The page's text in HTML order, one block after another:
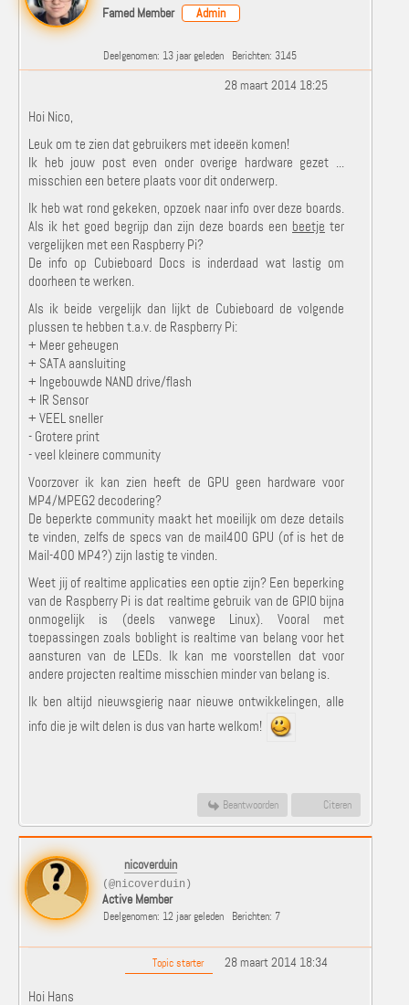
Famed Member Admin
Deelgenomen: 13 jaar geleden Berichten: 3145
28 maart 2014 18:25
Hoi Nico,
Leuk om te zien dat gebruikers met ideeën komen!
Ik heb jouw post even onder overige hardware gezet ...
misschien een betere plaats voor dit onderwerp.
Ik heb wat rond gekeken, opzoek naar info over deze boards.
Als ik het goed begrijp dan zijn deze boards een beetje ter
vergelijken met een Raspberry Pi?
De info op Cubieboard Docs is inderdaad wat lastig om
doorheen te werken.
Als ik beide vergelijk dan lijkt de Cubieboard de volgende
plussen te hebben t.a.v. de Raspberry Pi:
+ Meer geheugen
+ SATA aansluiting
+ Ingebouwde NAND drive/flash
+ IR Sensor
+ VEEL sneller
- Grotere print
- veel kleinere community
Voorzover ik kan zien heeft de GPU geen hardware voor
MP4/MPEG2 decodering?
De beperkte community maakt het moeilijk om deze details
te vinden, zelfs de specs van de mail400 GPU (of is het de
Mail-400 MP4?) zijn lastig te vinden.
Weet jij of realtime applicaties een optie zijn? Een beperking
van de Raspberry Pi is dat realtime gebruik van de GPIO bijna
onmogelijk is (deels vanwege Linux). Vooral met
toepassingen zoals boblight is realtime van belang voor het
aansturen van de LEDs. Ik kan me voorstellen dat voor
andere projecten realtime misschien minder van belang is.
Ik ben altijd nieuwsgierig naar nieuwe ontwikkelingen, alle
info die je wilt delen is dus van harte welkom!
Beantwoorden Citeren
nicoverduin
(@nicoverduin)
Active Member
Deelgenomen: 12 jaar geleden Berichten: 7
Topic starter 28 maart 2014 18:34
Hoi Hans